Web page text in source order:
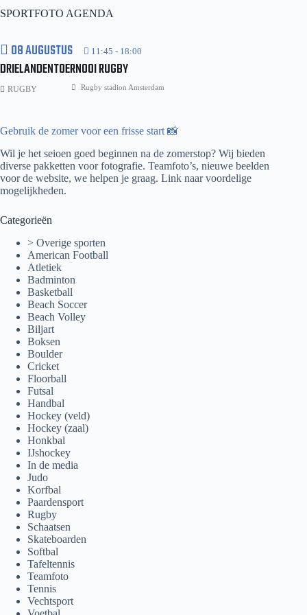
GAS
SPORTFOTO AGENDA
08 AUGUSTUS 11:45 - 18:00
DRIELANDENTOERNOOI RUGBY
Rugby stadion Amsterdam
RUGBY
Gebruik de zomer voor een frisse start 📸
Wil je het seioen goed beginnen na de zomerstop? Wij bieden
diverse pakketten voor fotografie. Teamfoto’s, nieuwe beelden
voor de website, we helpen je graag. Link naar voordelige
mogelijkheden.
Categorieën
> Overige sporten
American Football
Atletiek
Badminton
Basketball
Beach Soccer
Beach Volley
Biljart
Boksen
Boulder
Cricket
Floorball
Futsal
Handbal
Hockey (veld)
Hockey (zaal)
Honkbal
IJshockey
In de media
Judo
Korfbal
Paardensport
Rugby
Schaatsen
Skateboarden
Softbal
Tafeltennis
Teamfoto
Tennis
Vechtsport